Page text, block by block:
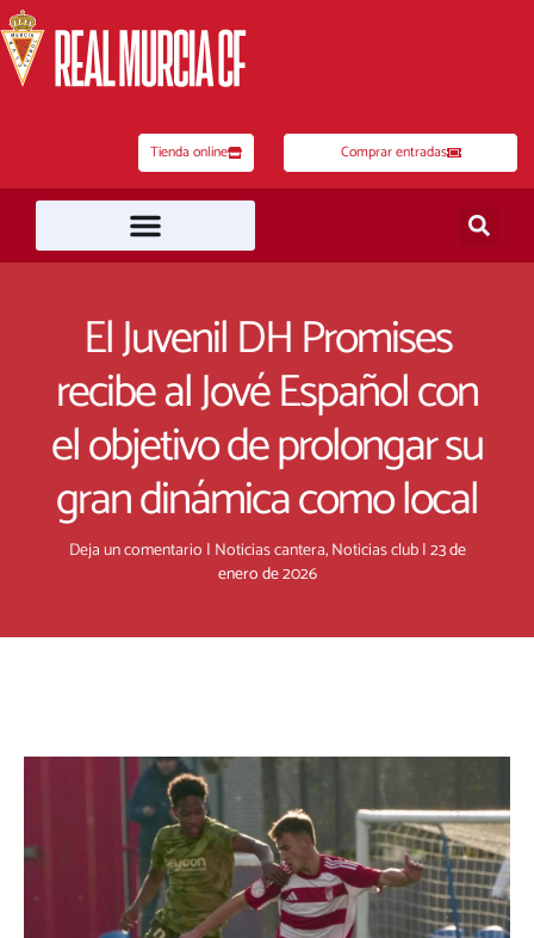
al
contenido
Tienda online Comprar entradas
El Juvenil DH Promises
recibe al Jové Español con
el objetivo de prolongar su
gran dinámica como local
Deja un comentario | Noticias cantera,Noticias club|23 de
enero de 2026